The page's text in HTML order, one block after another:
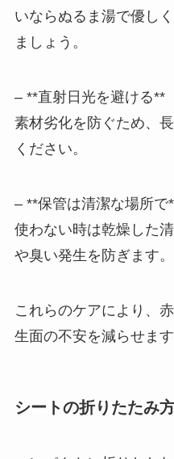
いならぬるま湯で優し
ましょう。
– **直射日光を避ける**
素材劣化を防ぐため、
ください。
– **保管は清潔な場所で
使わない時は乾燥した
や臭い発生を防ぎます。
これらのケアにより、
生面の不安を減らせます
シートの折りたたみ